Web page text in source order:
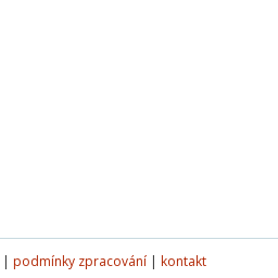
| podmínky zpracování | kontakt